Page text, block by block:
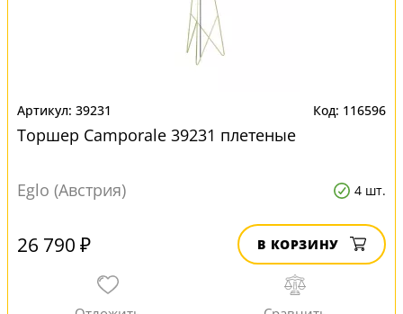
39231 116596
Торшер Camporale 39231 плетеные
Eglo (Австрия) 4 шт.
26 790 ₽ В КОРЗИНУ